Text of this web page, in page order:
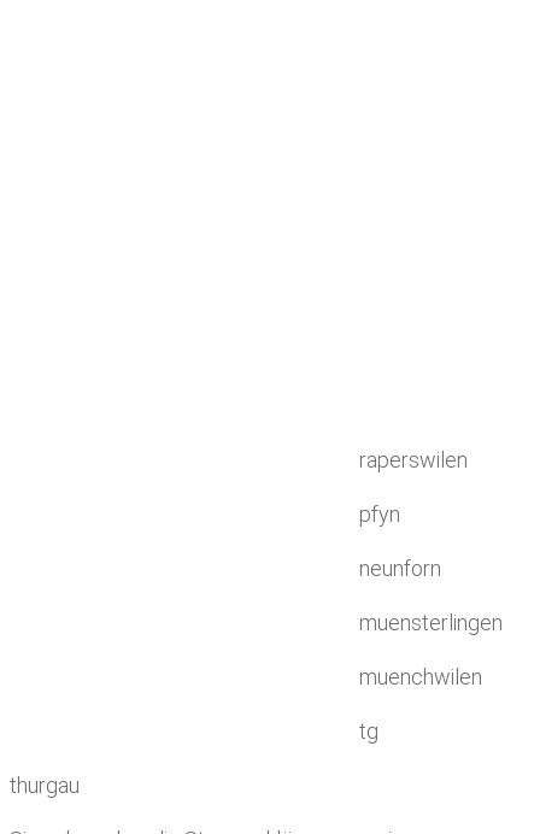
raperswilen
pfyn
neunforn
muensterlingen
muenchwilen
tg
thurgau